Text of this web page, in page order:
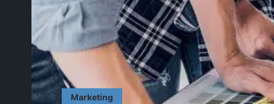
Marketing